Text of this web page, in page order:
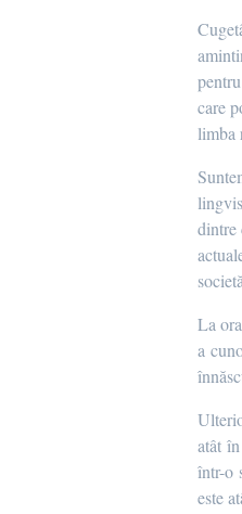
care
limba
dintre
La
a
atât
într-o
este